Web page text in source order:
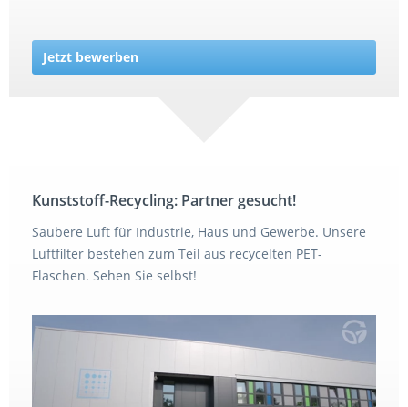
Jetzt bewerben
Kunststoff-Recycling: Partner gesucht!
Saubere Luft für Industrie, Haus und Gewerbe. Unsere
Luftfilter bestehen zum Teil aus recycelten PET-
Flaschen. Sehen Sie selbst!